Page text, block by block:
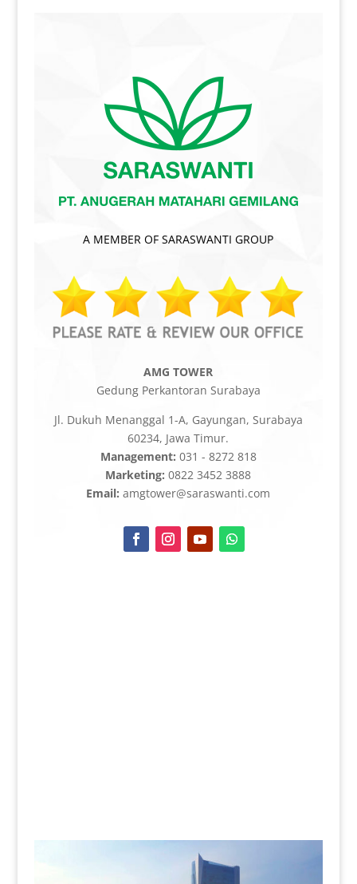
A MEMBER OF SARASWANTI GROUP
AMG TOWER
Gedung Perkantoran Surabaya
Jl. Dukuh Menanggal 1-A, Gayungan, Surabaya
60234, Jawa Timur.
Management: 031 - 8272 818
Marketing: 0822 3452 3888
Email: amgtower@saraswanti.com